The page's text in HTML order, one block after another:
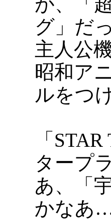
グ」だ
主人公
昭和ア
ルをつ
「
タープ
あ、「
かなあ